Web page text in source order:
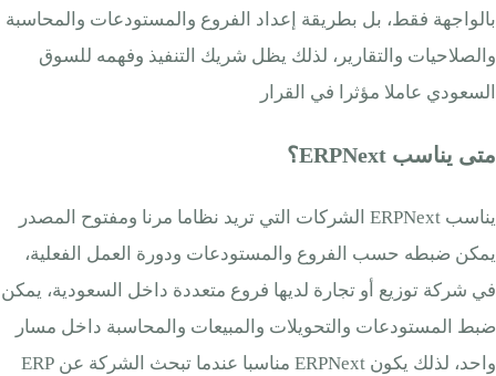
بالواجهة فقط، بل بطريقة إعداد الفروع والمستودعات والمحاسبة
والصلاحيات والتقارير، لذلك يظل شريك التنفيذ وفهمه للسوق
السعودي عاملا مؤثرا في القرار
متى يناسب ERPNext؟
يناسب ERPNext الشركات التي تريد نظاما مرنا ومفتوح المصدر
يمكن ضبطه حسب الفروع والمستودعات ودورة العمل الفعلية،
في شركة توزيع أو تجارة لديها فروع متعددة داخل السعودية، يمكن
ضبط المستودعات والتحويلات والمبيعات والمحاسبة داخل مسار
واحد، لذلك يكون ERPNext مناسبا عندما تبحث الشركة عن ERP